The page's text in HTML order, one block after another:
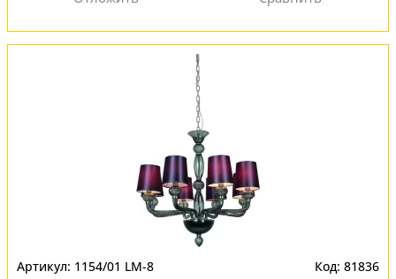
1154/01 LM-8 81836